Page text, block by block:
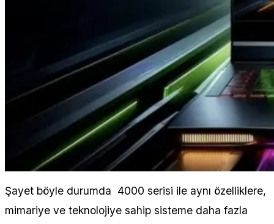
Şayet böyle durumda 4000 serisi ile aynı özelliklere,
mimariye ve teknolojiye sahip sisteme daha fazla